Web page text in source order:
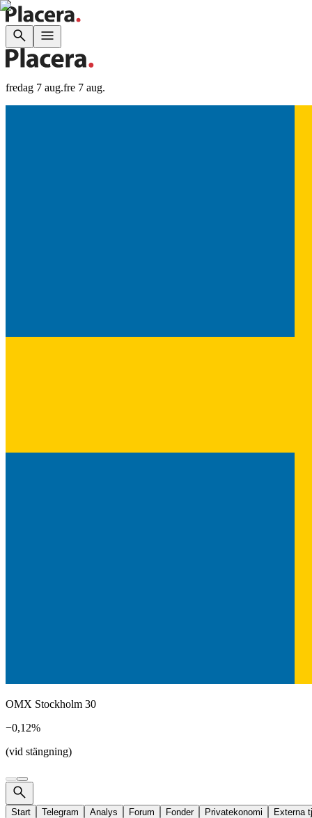
fredag 7 aug.fre 7 aug.
OMX Stockholm 30
−0,12%
(vid stängning)
Start Telegram Analys Forum Fonder Privatekonomi
Externa